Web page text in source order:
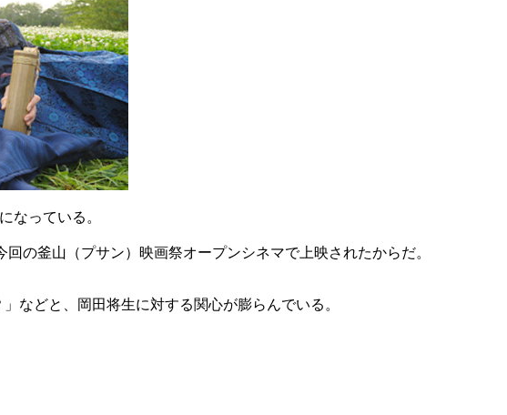
なっている。
の釜山（プサン）映画祭オープンシネマで上映されたからだ。
などと、岡田将生に対する関心が膨らんでいる。